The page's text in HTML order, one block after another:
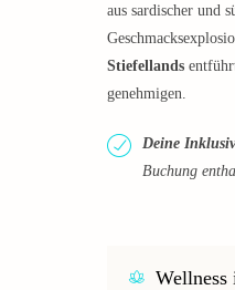
aus sardischer und
Stiefellands
genehmigen.
Deine
Buchung